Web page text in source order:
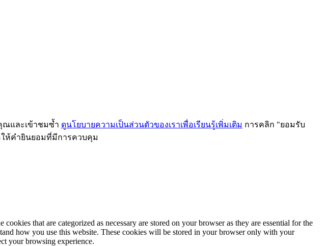
ณและเข้าชมซ้ำ ดูนโยบายความเป็นส่วนตัวของเราเพื่อเรียนรู้เพิ่มเติม การคลิก "ยอมรับ
ห้คำยินยอมที่มีการควบคุม
that are categorized as necessary are stored on your browser as they are essential for the
how you use this website. These cookies will be stored in your browser only with your
your browsing experience.